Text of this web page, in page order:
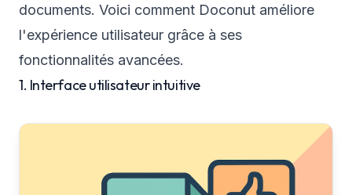
documents. Voici comment Doconut améliore
l'expérience utilisateur grâce à ses
fonctionnalités avancées.
1. Interface utilisateur intuitive